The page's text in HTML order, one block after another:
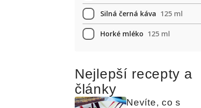
Silná černá káva 125 ml
Horké mléko 125 ml
Nejlepší recepty a
články
Nevíte, co s